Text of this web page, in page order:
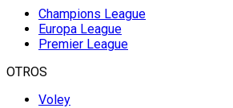
Champions League
Europa League
Premier League
OTROS
Voley